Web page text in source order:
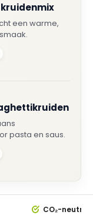
een warme,
pasta en saus.
CO₂-